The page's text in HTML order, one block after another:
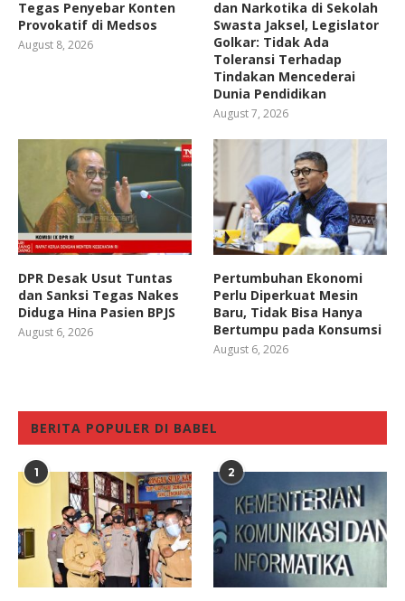
Tegas Penyebar Konten
Provokatif di Medsos
August 8, 2026
dan Narkotika di Sekolah
Swasta Jaksel, Legislator
Golkar: Tidak Ada
Toleransi Terhadap
Tindakan Mencederai
Dunia Pendidikan
August 7, 2026
DPR Desak Usut Tuntas
dan Sanksi Tegas Nakes
Diduga Hina Pasien BPJS
August 6, 2026
Pertumbuhan Ekonomi
Perlu Diperkuat Mesin
Baru, Tidak Bisa Hanya
Bertumpu pada Konsumsi
August 6, 2026
BERITA POPULER DI BABEL
1 2